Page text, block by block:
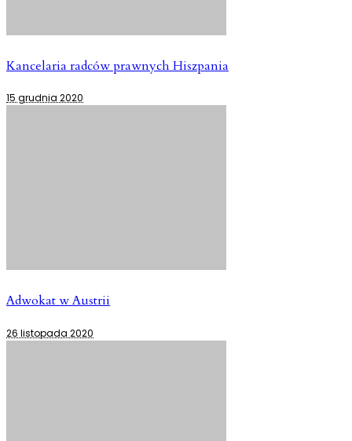
Kancelaria radców prawnych Hiszpania
15 grudnia 2020
Adwokat w Austrii
26 listopada 2020